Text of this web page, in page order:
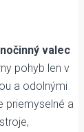
valec
pohyb len v
a odolnými
priemyselné a